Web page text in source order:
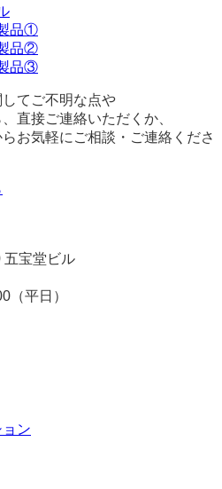
品①
品②
品③
てご不明な点や
直接ご連絡いただくか、
お気軽にご相談・ご連絡くださ
五宝堂ビル
（平日）
ン